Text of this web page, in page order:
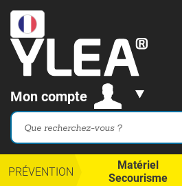
Mon compte
PRÉVENTION
Matériel
Secourisme